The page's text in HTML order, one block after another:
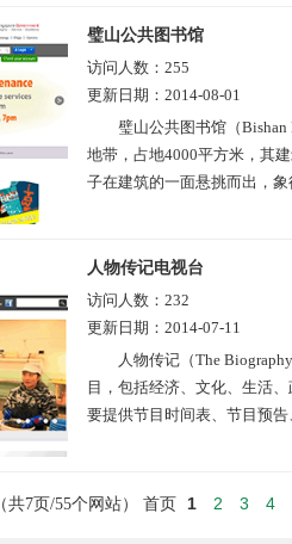
璧山公共图书馆
访问人数： 255
更新日期： 2014-08-01
璧山公共图书馆（
地带，占地4000平方米，其
子在建筑的一面悬挑而出，
人物传记电视台
访问人数： 232
更新日期： 2014-07-11
人物传记（The
目，包括经济、文化、生活
要提供节目时间表、节目预
（共7页/55个网站） 首页 1 2 3 4